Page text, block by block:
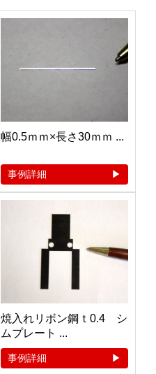
幅0.5ｍｍ×長さ30ｍｍ ...
事例詳細
焼入れリボン鋼ｔ0.4 シ
ムプレート ...
事例詳細